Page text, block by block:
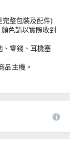
整包裝及配件)
色請以實際收到
、零錢、耳機塞
品主機。